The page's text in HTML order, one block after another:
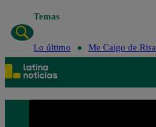
Temas
Lo último Me Caigo de Risa